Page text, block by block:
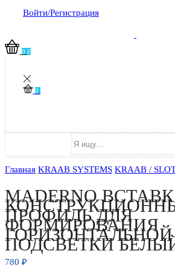
Войти/Регистрация
0 0
0
Главная KRAAB SYSTEMS KRAAB /
MADERNO
ПРОФИЛЬ ДЛЯ
ФОРМИРОВАНИЯ
ГОРИЗОНТАЛЬНОЙ
ПОДСВЕТКИ
780 ₽